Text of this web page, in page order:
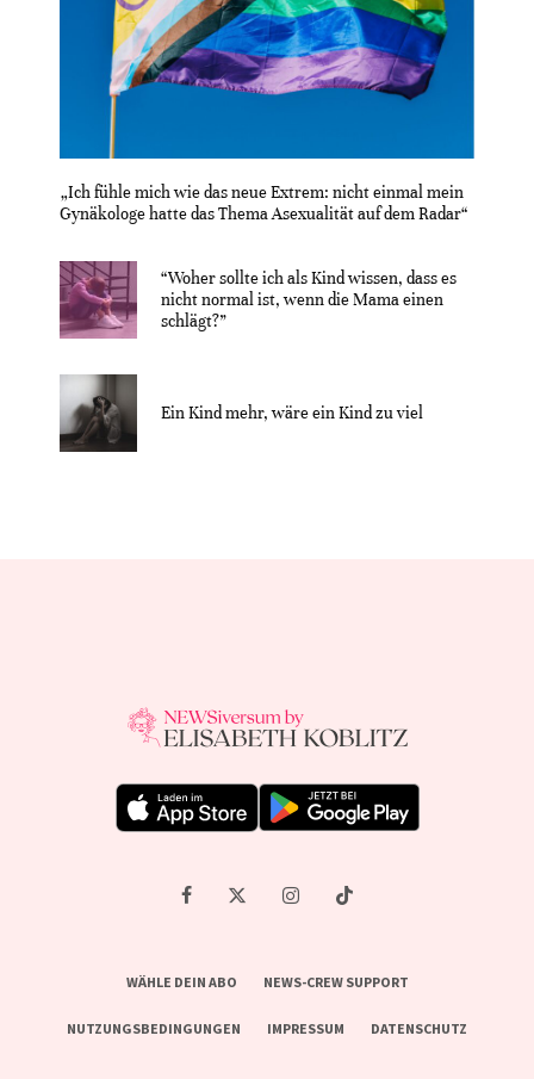
„Ich fühle mich wie das neue Extrem: nicht einmal mein
Gynäkologe hatte das Thema Asexualität auf dem Radar“
“Woher sollte ich als Kind wissen, dass es
nicht normal ist, wenn die Mama einen
schlägt?”
Ein Kind mehr, wäre ein Kind zu viel
WÄHLE DEIN ABO NEWS-CREW SUPPORT
NUTZUNGSBEDINGUNGEN IMPRESSUM DATENSCHUTZ